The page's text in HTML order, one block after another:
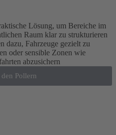
Lösung, um Bereiche im
Raum klar zu strukturieren
dazu, Fahrzeuge gezielt zu
oder sensible Zonen wie
abzusichern
den Pollern